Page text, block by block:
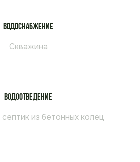
Водоснабжение
Скважина
Водоотведение
из бетонных колец